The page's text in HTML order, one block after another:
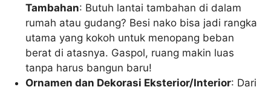
Tambahan: Butuh lantai tambahan di dalam
rumah atau gudang? Besi nako bisa jadi rangka
utama yang kokoh untuk menopang beban
berat di atasnya. Gaspol, ruang makin luas
tanpa harus bangun baru!
Ornamen dan Dekorasi Eksterior/Interior: Dari